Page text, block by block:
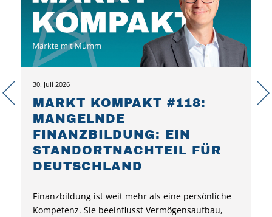
MARKT KOMPAKT #118:
MANGELNDE
FINANZBILDUNG: EIN
STANDORTNACHTEIL FÜR
DEUTSCHLAND
Finanzbildung ist weit mehr als eine persönliche
Kompetenz. Sie beeinflusst Vermögensaufbau,
30. Juli 2026